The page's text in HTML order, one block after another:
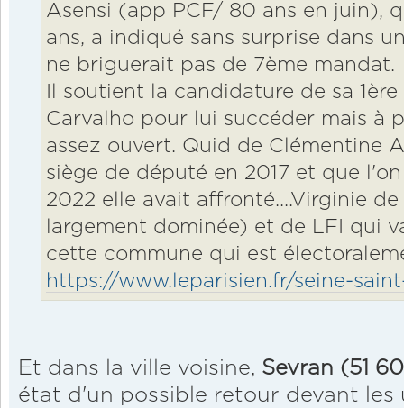
Asensi (app PCF/ 80 ans en juin),
ans, a indiqué sans surprise dans
ne briguerait pas de 7ème mandat.
Il soutient la candidature de sa
Carvalho pour lui succéder mais à
assez ouvert. Quid de Clémentine
siège de député en 2017 et que
2022 elle avait affronté....Virginie
largement dominée) et de LFI qui
cette commune qui est
https://www.leparisien.fr/seine-
Et dans la ville voisine, Sevran (51
état d'un possible retour devant les